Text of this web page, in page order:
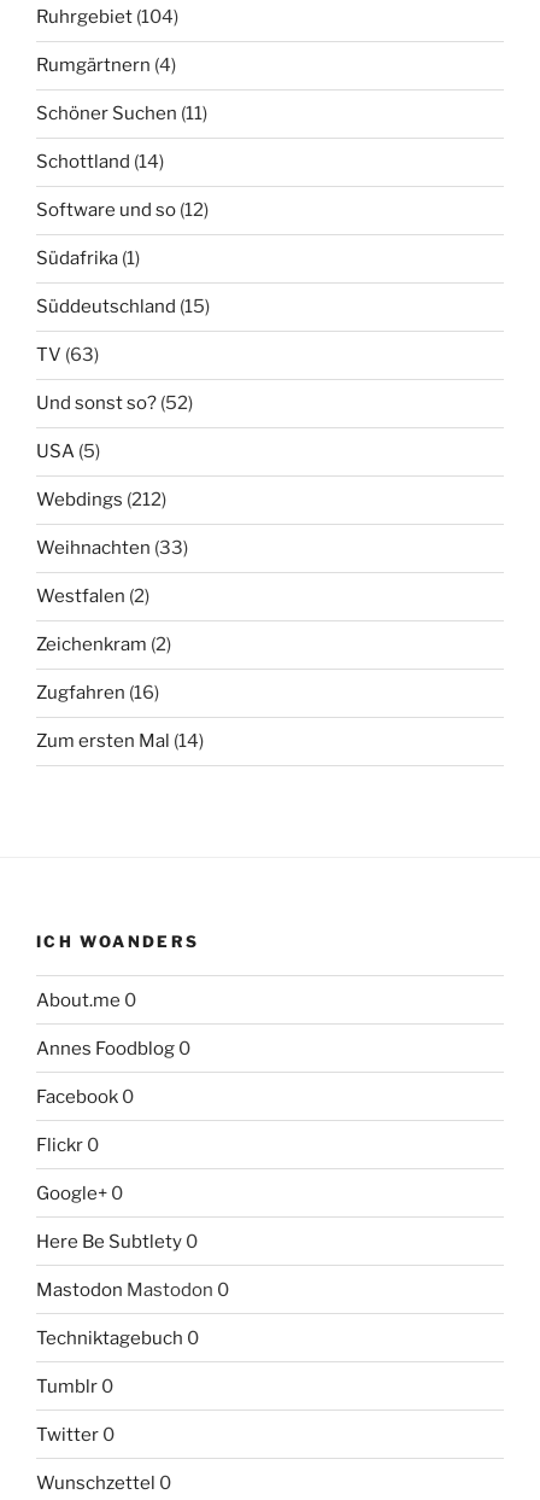
Ruhrgebiet (104)
Rumgärtnern (4)
Schöner Suchen (11)
Schottland (14)
Software und so (12)
Südafrika (1)
Süddeutschland (15)
TV (63)
Und sonst so? (52)
USA (5)
Webdings (212)
Weihnachten (33)
Westfalen (2)
Zeichenkram (2)
Zugfahren (16)
Zum ersten Mal (14)
ICH WOANDERS
About.me 0
Annes Foodblog 0
Facebook 0
Flickr 0
Google+ 0
Here Be Subtlety 0
Mastodon Mastodon 0
Techniktagebuch 0
Tumblr 0
Twitter 0
Wunschzettel 0